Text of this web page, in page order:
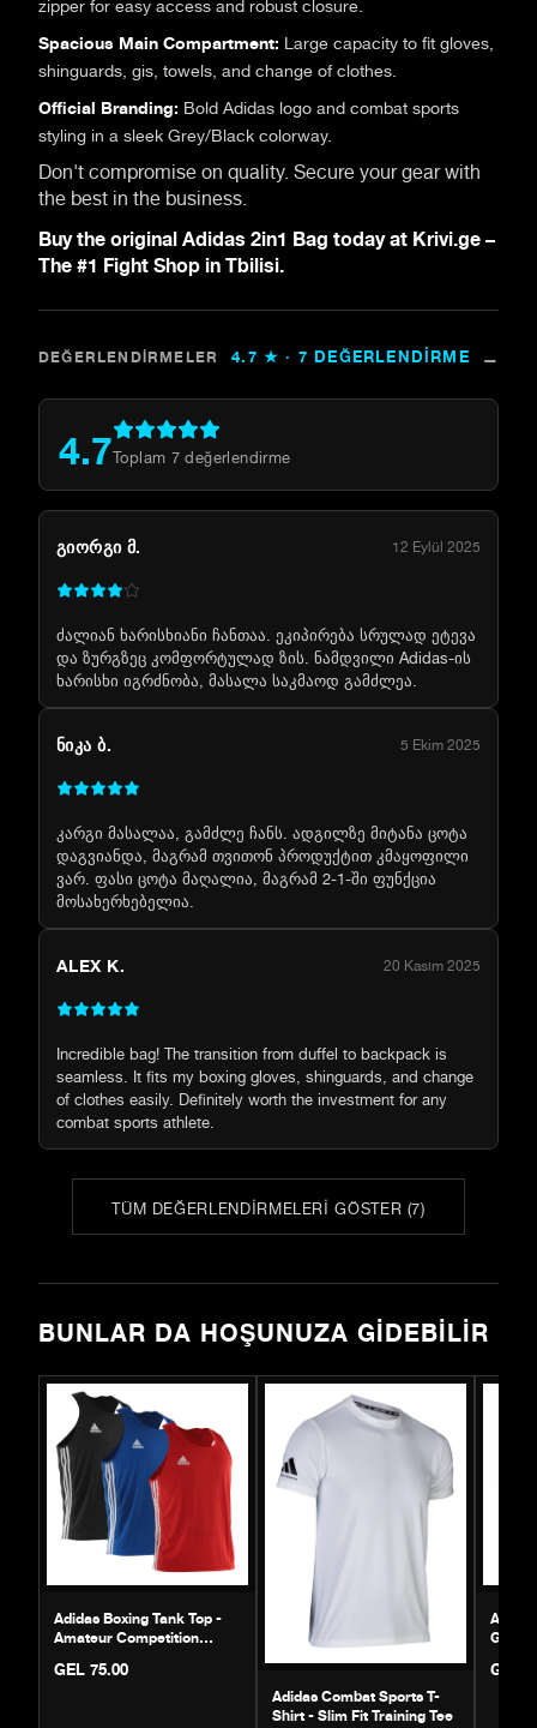
Spacious Main Compartment: Large capacity to fit gloves,
shinguards, gis, towels, and change of clothes.
Official Branding: Bold Adidas logo and combat sports
styling in a sleek Grey/Black colorway.
Don't compromise on quality. Secure your gear with
the best in the business.
Buy the original Adidas 2in1 Bag today at Krivi.ge –
The #1 Fight Shop in Tbilisi.
DEĞERLENDIRMELER 4.7 ★ · 7 DEĞERLENDIRME
4.7Toplam 7değerlendirme
ᲒᲘᲝᲠᲒᲘ Მ. 12 Eylül 2025
ძალიან ხარისხიანი ჩანთაა. ეკიპირება სრულად ეტევა
და ზურგზეც კომფორტულად ზის. ნამდვილი Adidas-ის
ხარისხი იგრძნობა, მასალა საკმაოდ გამძლეა.
ᲜᲘᲙᲐ Ბ. 5 Ekim 2025
კარგი მასალაა, გამძლე ჩანს. ადგილზე მიტანა ცოტა
დაგვიანდა, მაგრამ თვითონ პროდუქტით კმაყოფილი
ვარ. ფასი ცოტა მაღალია, მაგრამ 2-1-ში ფუნქცია
მოსახერხებელია.
ALEX K. 20 Kasım 2025
Incredible bag! The transition from duffel to backpack is
seamless. It fits my boxing gloves, shinguards, and change
of clothes easily. Definitely worth the investment for any
combat sports athlete.
TÜM DEĞERLENDIRMELERI GÖSTER (7)
BUNLAR DA HOŞUNUZA GIDEBILIR
Adidas Boxing Tank Top -
Amateur Competition
Jersey | ADIBTT02
GEL 75.00
Adidas Combat Sports T-
Shirt - Slim Fit Training Tee
GEL